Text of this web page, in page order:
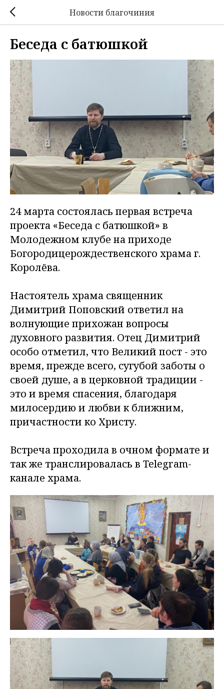
Новости благочиния
Беседа с батюшкой
24 марта состоялась первая встреча
проекта «Беседа с батюшкой» в
Молодежном клубе на приходе
Богородицерождественского храма г.
Королёва.
Настоятель храма священник
Димитрий Поповский ответил на
волнующие прихожан вопросы
духовного развития. Отец Димитрий
особо отметил, что Великий пост - это
время, прежде всего, сугубой заботы о
своей душе, а в церковной традиции -
это и время спасения, благодаря
милосердию и любви к ближним,
причастности ко Христу.
Встреча проходила в очном формате и
так же транслировалась в Telegram-
канале храма.